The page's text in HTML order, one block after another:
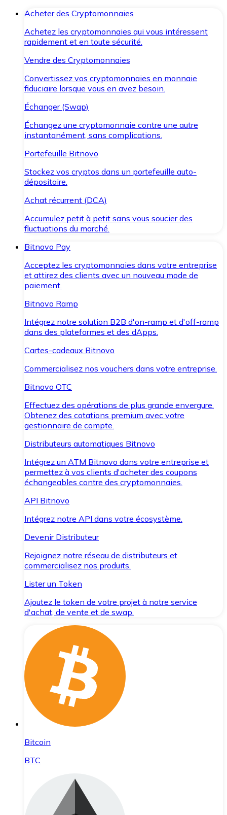
Acheter des Cryptomonnaies
Achetez les cryptomonnaies qui vous intéressent
rapidement et en toute sécurité.
Vendre des Cryptomonnaies
Convertissez vos cryptomonnaies en monnaie
fiduciaire lorsque vous en avez besoin.
Échanger (Swap)
Échangez une cryptomonnaie contre une autre
instantanément, sans complications.
Portefeuille Bitnovo
Stockez vos cryptos dans un portefeuille auto-
dépositaire.
Achat récurrent (DCA)
Accumulez petit à petit sans vous soucier des
fluctuations du marché.
Bitnovo Pay
Acceptez les cryptomonnaies dans votre entreprise
et attirez des clients avec un nouveau mode de
paiement.
Bitnovo Ramp
Intégrez notre solution B2B d'on-ramp et d'off-ramp
dans des plateformes et des dApps.
Cartes-cadeaux Bitnovo
Commercialisez nos vouchers dans votre entreprise.
Bitnovo OTC
Effectuez des opérations de plus grande envergure.
Obtenez des cotations premium avec votre
gestionnaire de compte.
Distributeurs automatiques Bitnovo
Intégrez un ATM Bitnovo dans votre entreprise et
permettez à vos clients d'acheter des coupons
échangeables contre des cryptomonnaies.
API Bitnovo
Intégrez notre API dans votre écosystème.
Devenir Distributeur
Rejoignez notre réseau de distributeurs et
commercialisez nos produits.
Lister un Token
Ajoutez le token de votre projet à notre service
d'achat, de vente et de swap.
Bitcoin
BTC